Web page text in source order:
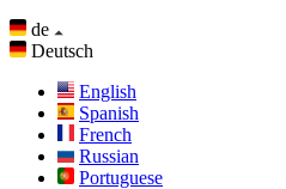
de
Deutsch
English
Spanish
French
Russian
Portuguese